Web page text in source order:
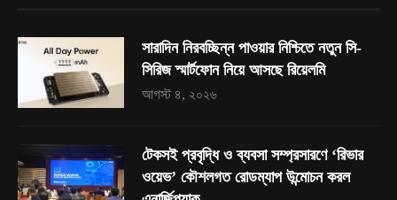
সারাদিন নিরবচ্ছিন্ন পাওয়ার নিশ্চিতে নতুন সি-
সিরিজ স্মার্টফোন নিয়ে আসছে রিয়েলমি
আগস্ট ৪, ২০২৬
টেকসই প্রবৃদ্ধি ও ব্যবসা সম্প্রসারণে ‘রিভার
ওয়েভ’ কৌশলগত রোডম্যাপ উন্মোচন করল